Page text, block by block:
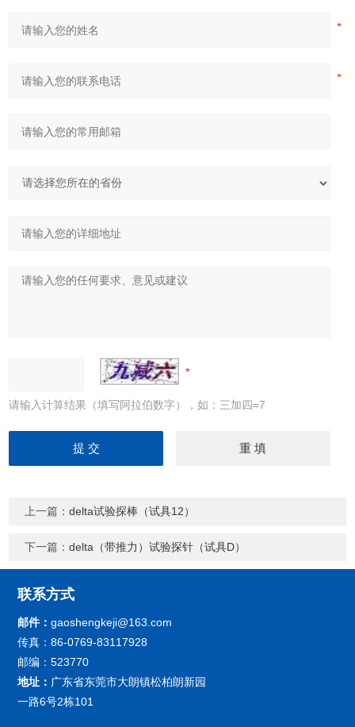
请输入计算结果（填写阿拉伯数字），如：三加四=7
上一篇：delta试验探棒（试具12）
下一篇：delta（带推力）试验探针（试具D）
联系方式
邮件：gaoshengkeji@163.com
传真：86-0769-83117928
邮编：523770
地址： 广东省东莞市大朗镇松柏朗新园
一路6号2栋101